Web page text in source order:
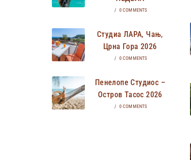
/ 0 COMMENTS
Студиа ЛАРА, Чањ,
Црна Гора 2026
/ 0 COMMENTS
Пенелопе Студиос –
Остров Тасос 2026
/ 0 COMMENTS